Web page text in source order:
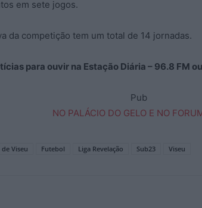
em sete jogos.
da competição tem um total de 14 jornadas.
para ouvir na Estação Diária – 96.8 FM
Pub
Viseu Futebol Liga Revelação Sub23 Viseu